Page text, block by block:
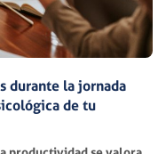
durante la jornada
de tu